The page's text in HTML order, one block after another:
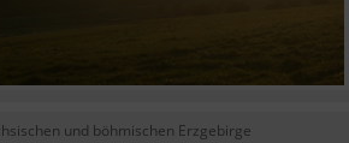
und böhmischen Erzgebirge